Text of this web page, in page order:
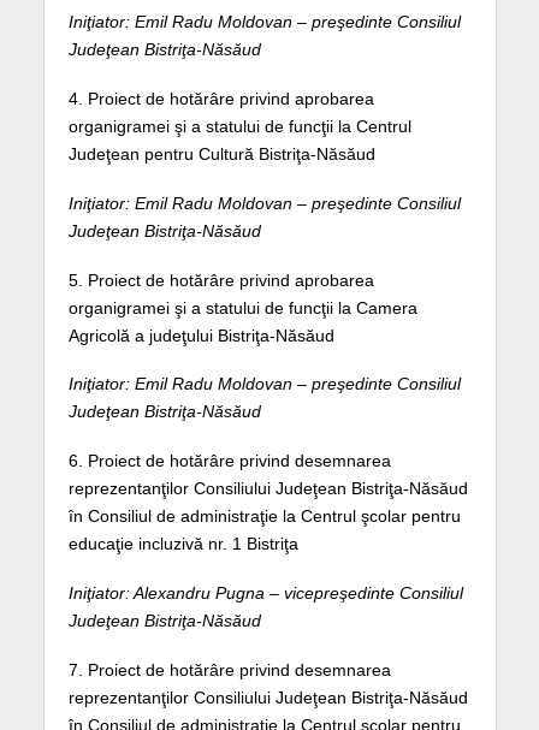
Iniţiator: Emil Radu Moldovan – preşedinte Consiliul
Judeţean Bistriţa-Năsăud
4. Proiect de hotărâre privind aprobarea
organigramei şi a statului de funcţii la Centrul
Judeţean pentru Cultură Bistriţa-Năsăud
Iniţiator: Emil Radu Moldovan – preşedinte Consiliul
Judeţean Bistriţa-Năsăud
5. Proiect de hotărâre privind aprobarea
organigramei şi a statului de funcţii la Camera
Agricolă a judeţului Bistriţa-Năsăud
Iniţiator: Emil Radu Moldovan – preşedinte Consiliul
Judeţean Bistriţa-Năsăud
6. Proiect de hotărâre privind desemnarea
reprezentanţilor Consiliului Judeţean Bistriţa-Năsăud
în Consiliul de administraţie la Centrul şcolar pentru
educaţie incluzivă nr. 1 Bistriţa
Iniţiator: Alexandru Pugna – vicepreşedinte Consiliul
Judeţean Bistriţa-Năsăud
7. Proiect de hotărâre privind desemnarea
reprezentanţilor Consiliului Judeţean Bistriţa-Năsăud
în Consiliul de administraţie la Centrul şcolar pentru